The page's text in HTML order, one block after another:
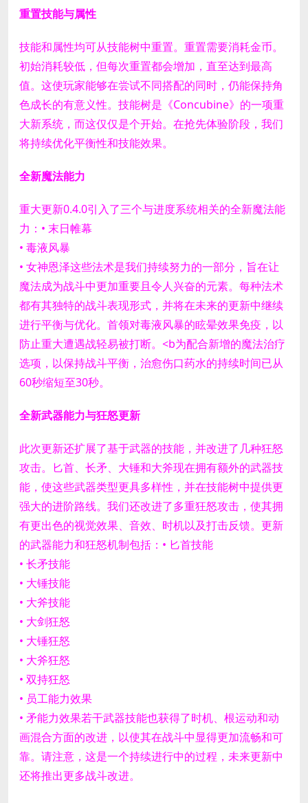
重置技能与属性
技能和属性均可从技能树中重置。 重置需要消耗金币。
初始消耗较低，但每次重置都会增加，直至达到最高
值。这使玩家能够在尝试不同搭配的同时，仍能保持角
色成长的有意义性。 技能树是《Concubine》的一项重
大新系统，而这仅仅是个开始。在抢先体验阶段，我们
将持续优化平衡性和技能效果。
全新魔法能力
重大更新0.4.0引入了三个与进度系统相关的全新魔法能
力： • 末日帷幕
• 毒液风暴
• 女神恩泽这些法术是我们持续努力的一部分，旨在让
魔法成为战斗中更加重要且令人兴奋的元素。每种法术
都有其独特的战斗表现形式，并将在未来的更新中继续
进行平衡与优化。 首领对毒液风暴的眩晕效果免疫，以
防止重大遭遇战轻易被打断。 <b为配合新增的魔法治疗
选项，以保持战斗平衡，治愈伤口药水的持续时间已从
60秒缩短至30秒。
全新武器能力与狂怒更新
此次更新还扩展了基于武器的技能，并改进了几种狂怒
攻击。 匕首、长矛、大锤和大斧现在拥有额外的武器技
能，使这些武器类型更具多样性，并在技能树中提供更
强大的进阶路线。 我们还改进了多重狂怒攻击，使其拥
有更出色的视觉效果、音效、时机以及打击反馈。 更新
的武器能力和狂怒机制包括： • 匕首技能
• 长矛技能
• 大锤技能
• 大斧技能
• 大剑狂怒
• 大锤狂怒
• 大斧狂怒
• 双持狂怒
• 员工能力效果
• 矛能力效果若干武器技能也获得了时机、根运动和动
画混合方面的改进，以使其在战斗中显得更加流畅和可
靠。 请注意，这是一个持续进行中的过程，未来更新中
还将推出更多战斗改进。